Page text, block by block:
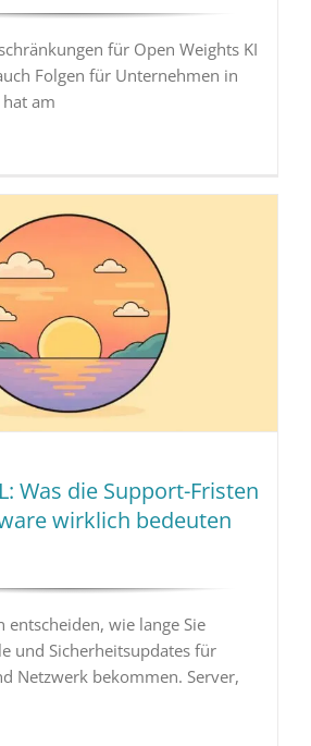
für Open Weights KI
Folgen für Unternehmen in
am
Was die Support-Fristen
wirklich bedeuten
entscheiden, wie lange Sie
und Sicherheitsupdates für
Netzwerk bekommen. Server,